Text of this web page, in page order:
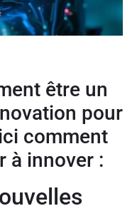
être un
pour
comment
à innover :